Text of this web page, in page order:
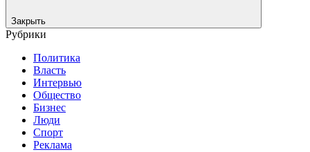
Закрыть
Рубрики
Политика
Власть
Интервью
Общество
Бизнес
Люди
Спорт
Реклама